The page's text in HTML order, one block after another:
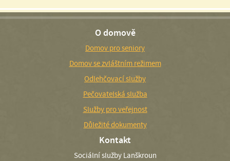
O domově
Domov pro seniory
Domov se zvláštním režimem
Odlehčovací služby
Pečovatelská služba
Služby pro veřejnost
Důležité dokumenty
Kontakt
Sociální služby Lanškroun